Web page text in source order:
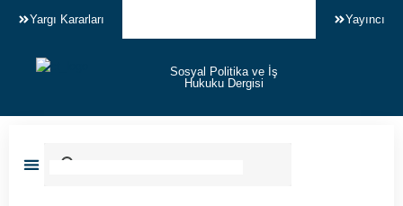
Yargı Kararları Yayıncı
Sosyal Politika ve İş
Hukuku Dergisi